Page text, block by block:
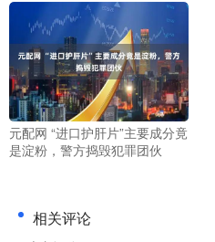
元配网 “进口护肝片”主要成分竟
是淀粉，警方捣毁犯罪团伙
相关评论